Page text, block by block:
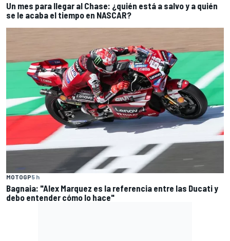
Un mes para llegar al Chase: ¿quién está a salvo y a quién
se le acaba el tiempo en NASCAR?
MOTOGP5 h
Bagnaia: "Alex Marquez es la referencia entre las Ducati y
debo entender cómo lo hace"